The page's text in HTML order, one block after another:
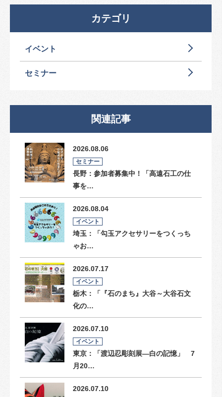
カテゴリ
イベント
セミナー
関連記事
2026.08.06
セミナー
長野：参加者募集中！「高遠石工の仕
事を…
2026.08.04
イベント
埼玉：「勾玉アクセサリーをつくっち
ゃお…
2026.07.17
イベント
栃木：「『石のまち』大谷～大谷石文
化の…
2026.07.10
イベント
東京：「渡辺忍彫刻展―白の記憶」 7
月20…
2026.07.10